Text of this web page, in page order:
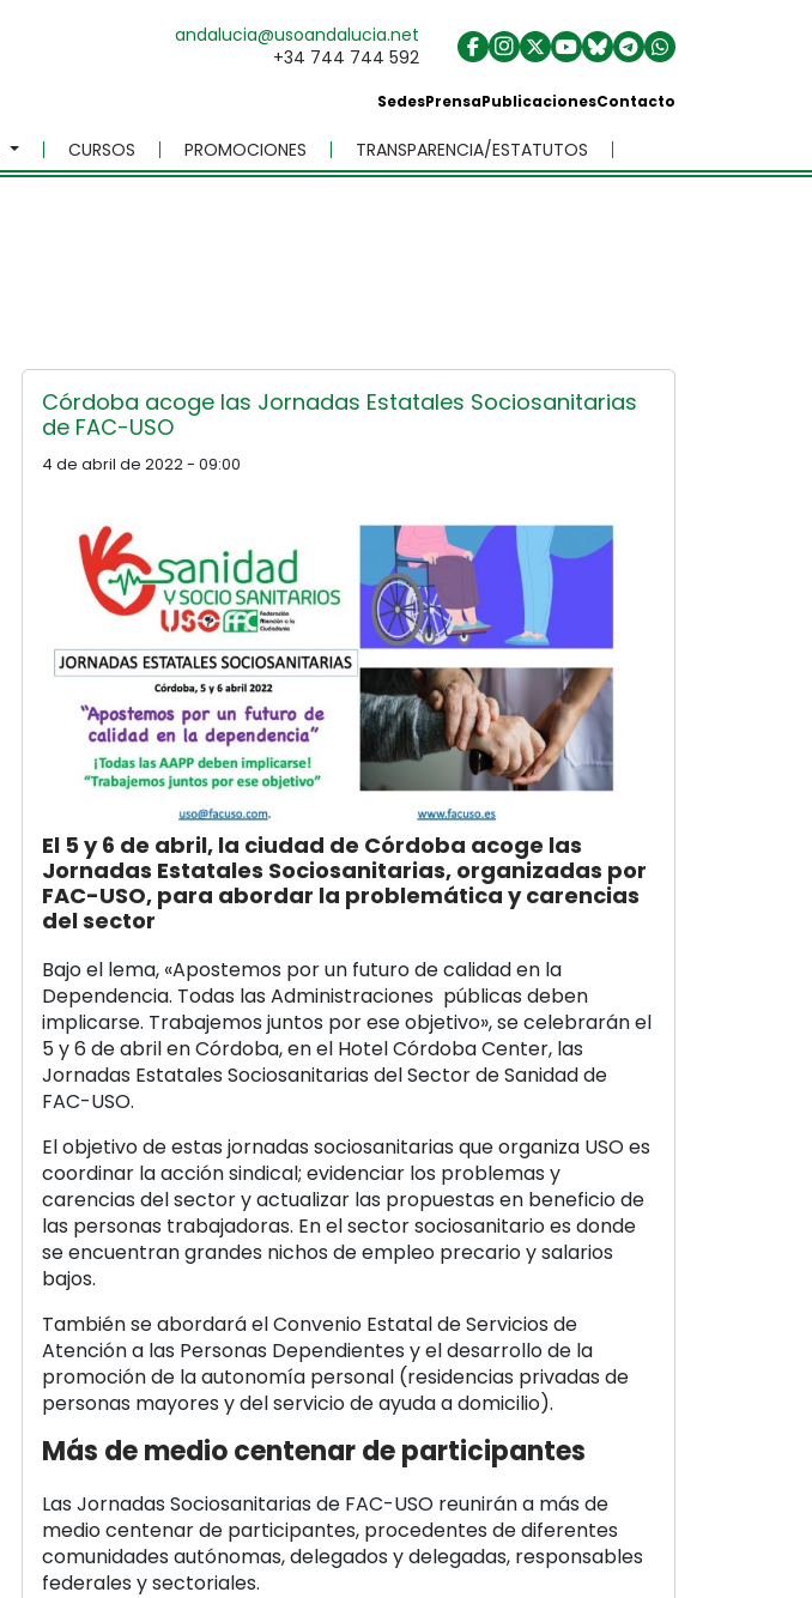
andalucia@usoandalucia.net
+34 744 744 592
SedesPrensaPublicacionesContacto
CURSOS PROMOCIONES TRANSPARENCIA/ESTATUTOS
Córdoba acoge las Jornadas Estatales Sociosanitarias
de FAC-USO
4 de abril de 2022 - 09:00
El 5 y 6 de abril, la ciudad de Córdoba acoge las
Jornadas Estatales Sociosanitarias, organizadas por
FAC-USO, para abordar la problemática y carencias
del sector
Bajo el lema, «Apostemos por un futuro de calidad en la
Dependencia. Todas las Administraciones públicas deben
implicarse. Trabajemos juntos por ese objetivo», se celebrarán el
5 y 6 de abril en Córdoba, en el Hotel Córdoba Center, las
Jornadas Estatales Sociosanitarias del Sector de Sanidad de
FAC-USO.
El objetivo de estas jornadas sociosanitarias que organiza USO es
coordinar la acción sindical; evidenciar los problemas y
carencias del sector y actualizar las propuestas en beneficio de
las personas trabajadoras. En el sector sociosanitario es donde
se encuentran grandes nichos de empleo precario y salarios
bajos.
También se abordará el Convenio Estatal de Servicios de
Atención a las Personas Dependientes y el desarrollo de la
promoción de la autonomía personal (residencias privadas de
personas mayores y del servicio de ayuda a domicilio).
Más de medio centenar de participantes
Las Jornadas Sociosanitarias de FAC-USO reunirán a más de
medio centenar de participantes, procedentes de diferentes
comunidades autónomas, delegados y delegadas, responsables
federales y sectoriales.